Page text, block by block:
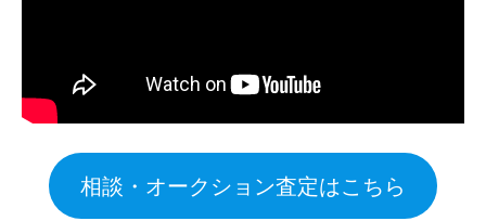
相談・オークション査定はこちら